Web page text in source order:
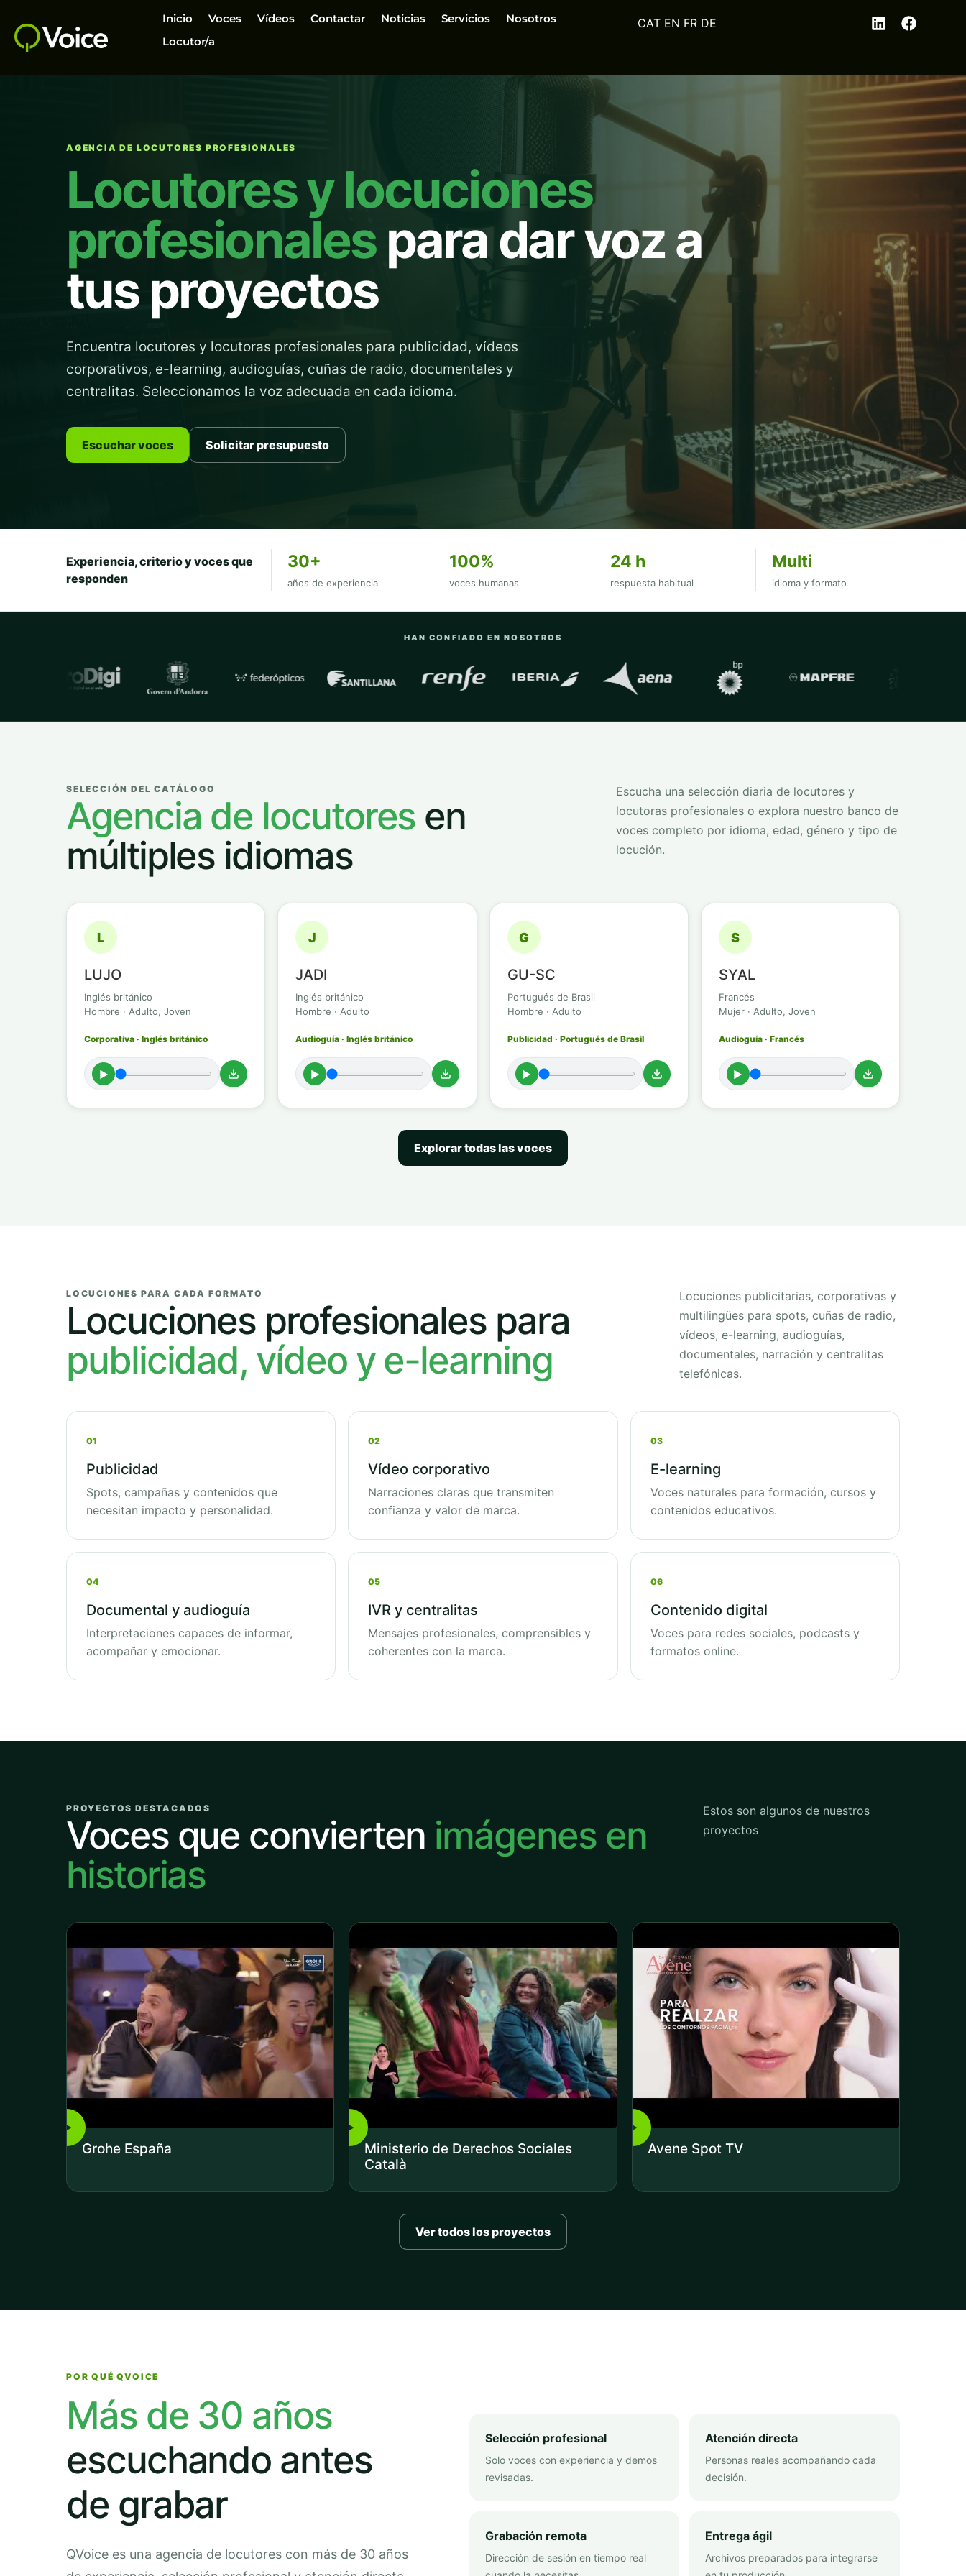
Inicio Voces Vídeos Contactar Noticias Servicios
Nosotros
Locutor/a
EN FR DE
AGENCIA DE LOCUTORES PROFESIONALES
Locutores y locuciones
profesionalespara dar voz a
tus proyectos
Encuentra locutores y locutoras profesionales para publicidad, vídeos
corporativos, e-learning, audioguías, cuñas de radio, documentales y
centralitas. Seleccionamos la voz adecuada en cada idioma.
Escuchar voces Solicitar presupuesto
Experiencia, criterio y voces que
responden
30+
años de experiencia
100%
voces humanas
24 h
respuesta habitual
Multi
idioma y formato
HAN CONFIADO EN NOSOTROS
Empresas y organizaciones con las que trabajaQVoice
SELECCIÓN DEL CATÁLOGO
Agencia de locutores en
múltiples idiomas
Escucha una selección diaria de locutores y
locutoras profesionales o explora nuestro banco de
voces completo por idioma, edad, género y tipo de
locución.
L
LUJO
Inglés británico
Hombre · Adulto, Joven
Corporativa · Inglés británico
►
J
JADI
Inglés británico
Hombre · Adulto
Audioguía · Inglés británico
►
G
GU-SC
Portugués de Brasil
Hombre · Adulto
Publicidad · Portugués de Brasil
►
S
SYAL
Francés
Mujer · Adulto, Joven
Audioguía · Francés
►
Explorar todas las voces
LOCUCIONES PARA CADA FORMATO
Locuciones profesionales para
publicidad, vídeo y e-learning
Locuciones publicitarias, corporativas y
multilingües para spots, cuñas de radio,
vídeos, e-learning, audioguías,
documentales, narración y centralitas
telefónicas.
01
Publicidad
Spots, campañas y contenidos que
necesitan impacto y personalidad.
02
Vídeo corporativo
Narraciones claras que transmiten
confianza y valor de marca.
03
E-learning
Voces naturales para formación, cursos y
contenidos educativos.
04
Documental y audioguía
Interpretaciones capaces de informar,
acompañar y emocionar.
05
IVR y centralitas
Mensajes profesionales, comprensibles y
coherentes con la marca.
06
Contenido digital
Voces para redes sociales, podcasts y
formatos online.
PROYECTOS DESTACADOS
Voces que convierten imágenes en
historias
Estos son algunos de nuestros
proyectos
▶
Grohe España
▶
Ministerio de Derechos Sociales
Català
▶
Avene Spot TV
Ver todos los proyectos
POR QUÉ QVOICE
Más de 30 años
escuchando antes
de grabar
QVoice es una agencia de locutores con más de 30 años
Selección profesional
Solo voces con experiencia y demos
revisadas.
Atención directa
Personas reales acompañando cada
decisión.
Grabación remota
Dirección de sesión en tiempo real
Entrega ágil
Archivos preparados para integrarse